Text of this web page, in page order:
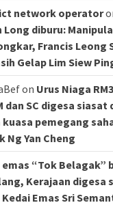
network operator
Long diburu:
Francis Leong
Gelap Lim Siew
on Urus Niaga
dan SC digesa
kuasa pemegang
Ng Yan Cheng
emas “Tok Belagak”
Kerajaan digesa
Emas Sri